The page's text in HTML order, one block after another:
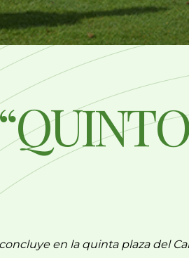
concluye en la quinta plaza del